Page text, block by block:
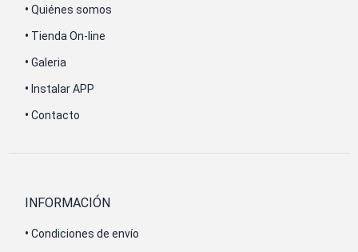
• Quiénes somos
• Tienda On-line
• Galeria
• Instalar APP
• Contacto
INFORMACIÓN
• Condiciones de envío